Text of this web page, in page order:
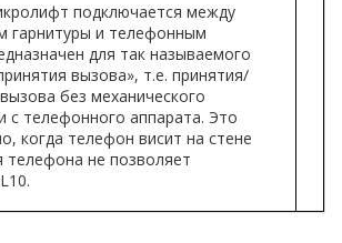
подключается между
гарнитуры и телефонным
для так называемого
вызова», т.е. принятия/
без механического
с телефонного аппарата. Это
когда телефон висит на стене
телефона не позволяет